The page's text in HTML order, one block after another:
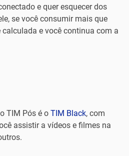
e quer esquecer dos
se você consumir mais que
calculada e você continua com a
TIM Pós é o TIM Black, com
assistir a vídeos e filmes na